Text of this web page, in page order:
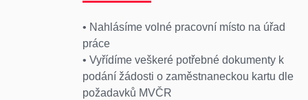
• Nahlásíme volné pracovní místo na úřad
práce
• Vyřídíme veškeré potřebné dokumenty k
podání žádosti o zaměstnaneckou kartu dle
požadavků MVČR